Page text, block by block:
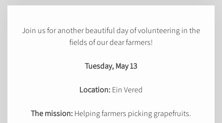
Join us for another beautiful day of volunteering in the
fields of our dear farmers!
Tuesday, May 13
Location: Ein Vered
The mission: Helping farmers picking grapefruits.